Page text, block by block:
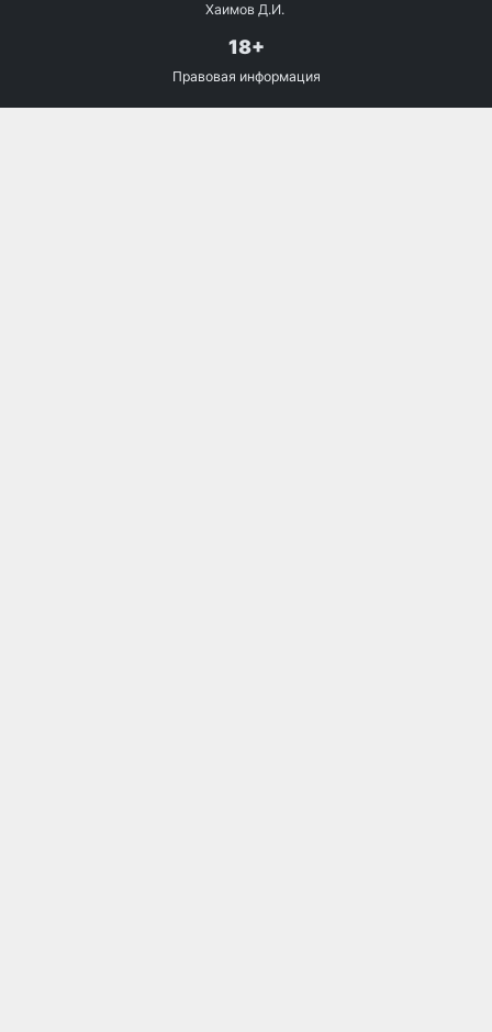
Хаимов Д.И.
18+
Правовая информация